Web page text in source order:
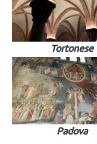
Tortonese
Padova